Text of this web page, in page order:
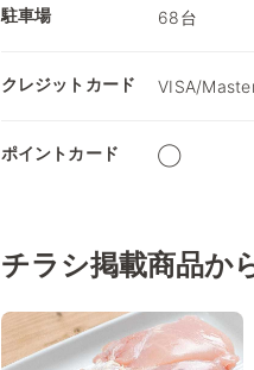
駐車場 68台
クレジットカード VISA/
ポイントカード ◯
チラシ掲載商品か